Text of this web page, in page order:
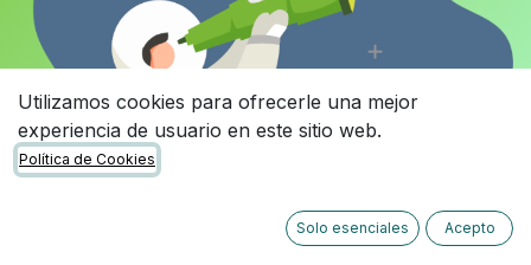
Utilizamos cookies para ofrecerle una mejor
experiencia de usuario en este sitio web.
Política de Cookies
Solo esenciales Acepto